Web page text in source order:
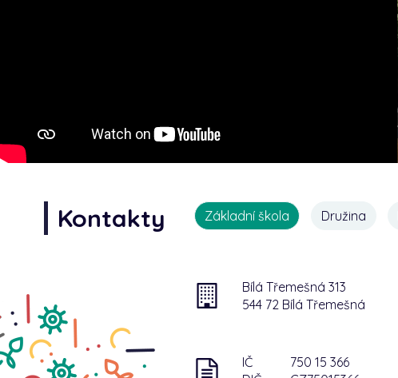
Kontakty Základní škola Družina
Bílá Třemešná 313
544 72 Bílá Třemešná
IČ
750 15 366